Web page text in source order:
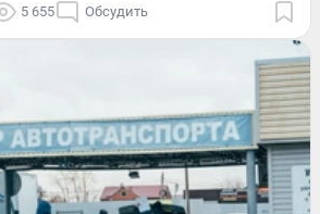
5 655 Обсудить